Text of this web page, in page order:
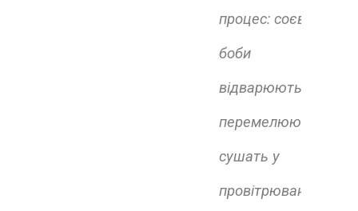
процес: соєві
боби
відварюють,
перемелюють,
сушать у
провітрюваному